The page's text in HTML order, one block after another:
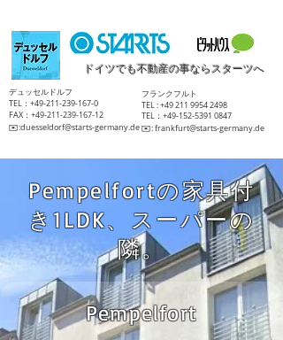
ドイツでも不動産の事ならスターツへ
​デュッセルドルフ
TEL：+49-211-239-167-0
FAX：+49-211-239-167-12
​✉️:duesseldorf@starts-germany.de
​フランクフルト
TEL :+49 211 9954 2498
TEL：+49-152-5391 0847
​✉️:frankfurt@starts-germany.de
Pempelfortの家具付
き1LDK、スーパーの
隣。
Pempelfort